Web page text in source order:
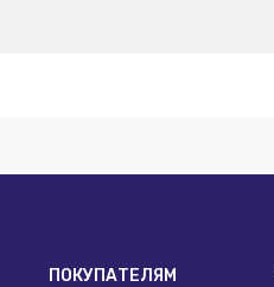
ПОКУПАТЕЛЯМ